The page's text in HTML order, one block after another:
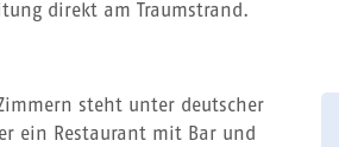
direkt am Traumstrand.
steht unter deutscher
ein Restaurant mit Bar und